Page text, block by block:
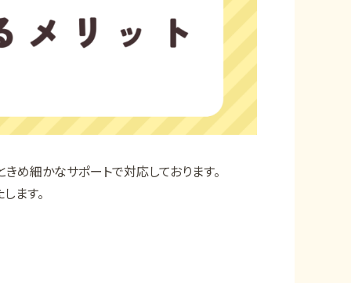
め細かなサポートで対応しております。
ます。